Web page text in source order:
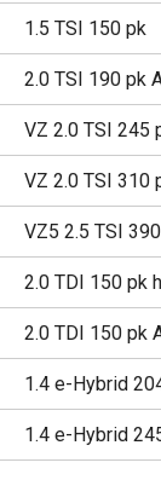
1.5 TSI 150 pk
2.0 TSI 190 pk
VZ 2.0 TSI 245
VZ 2.0 TSI 310
VZ5 2.5 TSI
2.0 TDI 150 pk
2.0 TDI 150 pk
1.4 e-Hybrid
1.4 e-Hybrid